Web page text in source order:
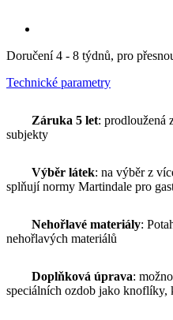
Doručení 4 - 8 týdnů, pro
Technické parametry
Záruka 5 let: prodloužená
subjekty
Výběr látek: na výběr z
splňují normy Martindale pro
Nehořlavé materiály:
nehořlavých materiálů
Doplňková úprava:
speciálních ozdob jako knoflíky,